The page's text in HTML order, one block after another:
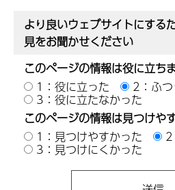
より良いウェブサイトにする
見をお聞かせください
このページの情報は役に立ち
1：役に立った
2：ふつ
3：役に立たなかった
このページの情報は見つけや
1：見つけやすかった
3：見つけにくかった